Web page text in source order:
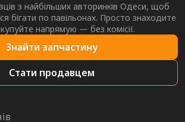
з найбільших авторинків Одеси, щоб
бігати по павільонах. Просто знаходите
напрямую — без комісії.
Знайти запчастину
Стати продавцем